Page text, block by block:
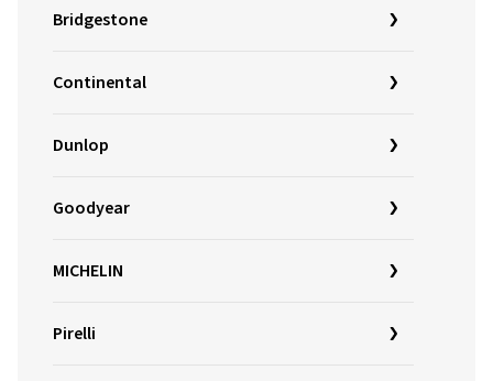
Bridgestone
Continental
Dunlop
Goodyear
MICHELIN
Pirelli